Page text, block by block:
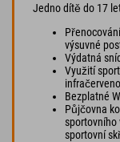
Jedno dítě do 17
výsuvné
Výdatná
Využití
Bezplatné
Půjčovna
sportovního
sportovní